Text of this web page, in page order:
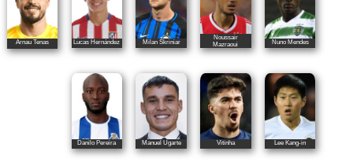
Arnau Tenas Lucas Hernández Milan Škriniar
Noussair
Mazraoui
Nuno Mendes
Danilo Pereira Manuel Ugarte Vitinha Lee Kang-in